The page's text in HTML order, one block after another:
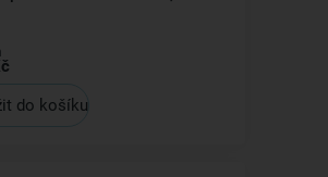
do košíku